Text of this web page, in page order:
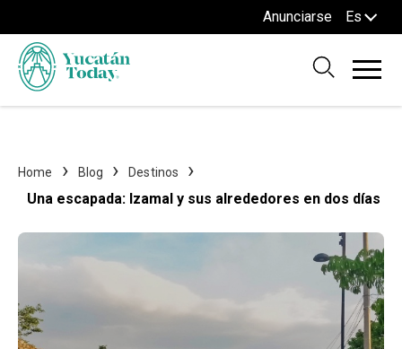
Anunciarse Es
Home Blog Destinos
Una escapada: Izamal y sus alrededores en dos días